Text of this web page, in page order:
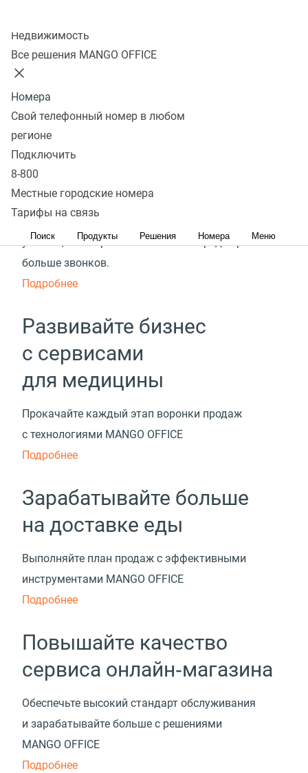
Недвижимость
Все решения MANGO OFFICE
Номера
Свой телефонный номер в любом
регионе
Подключить
8-800
Местные городские номера
Тарифы на связь
Поиск Продукты Решения Номера Меню
Интегрируйте коллтрекинг с CRM: рабочие доски
с данными звонков, автоматизация обработки
заявок и задач
Подробнее
Сквозная аналитика
для сети франчайзи
Оценивайте маркетинг для партнёров и сети:
узнайте, какая реклама в каком городе приносит
больше звонков.
Подробнее
Развивайте бизнес
с сервисами
для медицины
Прокачайте каждый этап воронки продаж
с технологиями MANGO OFFICE
Подробнее
Зарабатывайте больше
на доставке еды
Выполняйте план продаж с эффективными
инструментами MANGO OFFICE
Подробнее
Повышайте качество
сервиса онлайн‑магазина
Обеспечьте высокий стандарт обслуживания
и зарабатывайте больше с решениями
MANGO OFFICE
Подробнее